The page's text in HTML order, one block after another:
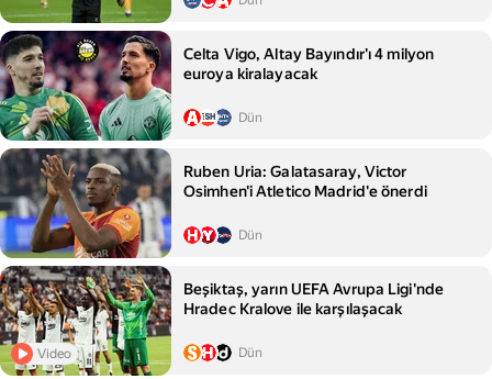
Celta Vigo, Altay Bayındır'ı 4 milyon
euroya kiralayacak
Dün
Ruben Uria: Galatasaray, Victor
Osimhen'i Atletico Madrid'e önerdi
Dün
Video
Beşiktaş, yarın UEFA Avrupa Ligi'nde
Hradec Kralove ile karşılaşacak
Dün